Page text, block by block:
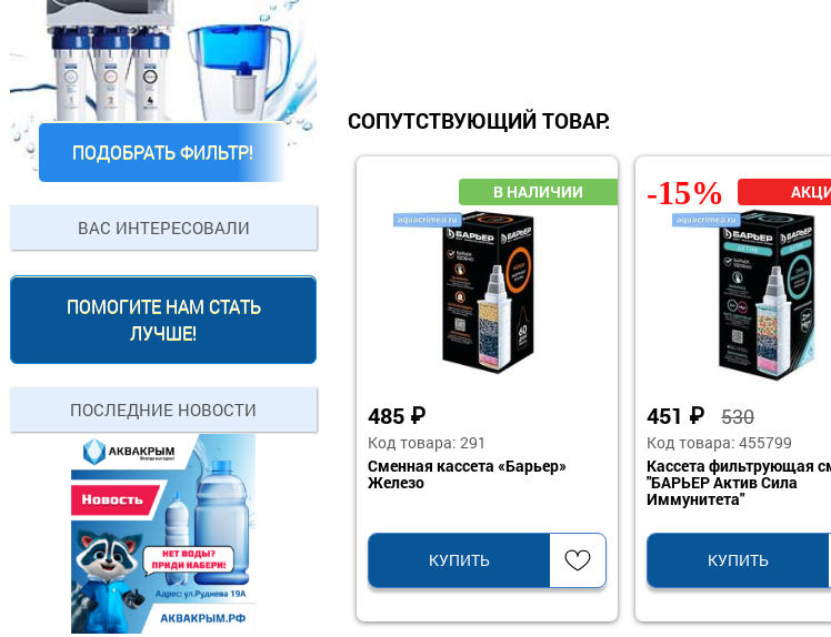
СОПУТСТВУЮЩИЙ ТОВАР:
485 ₽
Код товара: 291
Сменная кассета «Барьер»
Железо
КУПИТЬ
451 ₽ 530
Код товара: 455799
Кассета фильтрующая
"БАРЬЕР Актив Сила
Иммунитета"
КУПИТЬ
-15%
ПОДОБРАТЬ ФИЛЬТР!
ВАС ИНТЕРЕСОВАЛИ
ПОМОГИТЕ НАМ СТАТЬ
ЛУЧШЕ!
ПОСЛЕДНИЕ НОВОСТИ